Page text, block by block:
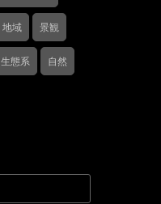
地域 景観
生態系 自然